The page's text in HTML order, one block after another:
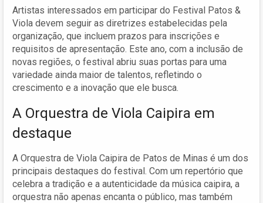
Artistas interessados em participar do Festival Patos &
Viola devem seguir as diretrizes estabelecidas pela
organização, que incluem prazos para inscrições e
requisitos de apresentação. Este ano, com a inclusão de
novas regiões, o festival abriu suas portas para uma
variedade ainda maior de talentos, refletindo o
crescimento e a inovação que ele busca.
A Orquestra de Viola Caipira em
destaque
A Orquestra de Viola Caipira de Patos de Minas é um dos
principais destaques do festival. Com um repertório que
celebra a tradição e a autenticidade da música caipira, a
orquestra não apenas encanta o público, mas também